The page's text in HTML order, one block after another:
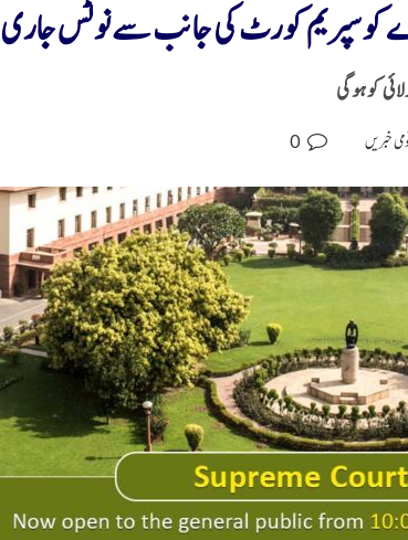
اے کوسپریم کورٹ کی جانب سے نوٹس جاری
خبریں